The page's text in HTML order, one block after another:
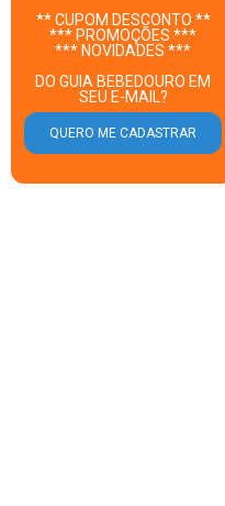
** CUPOM DESCONTO **
*** PROMOÇÕES ***
*** NOVIDADES ***
DO GUIA BEBEDOURO EM
SEU E-MAIL?